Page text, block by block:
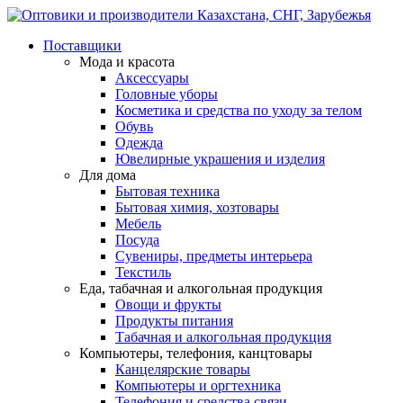
Поставщики
Мода и красота
Аксессуары
Головные уборы
Косметика и средства по уходу за телом
Обувь
Одежда
Ювелирные украшения и изделия
Для дома
Бытовая техника
Бытовая химия, хозтовары
Мебель
Посуда
Сувениры, предметы интерьера
Текстиль
Еда, табачная и алкогольная продукция
Овощи и фрукты
Продукты питания
Табачная и алкогольная продукция
Компьютеры, телефония, канцтовары
Канцелярские товары
Компьютеры и оргтехника